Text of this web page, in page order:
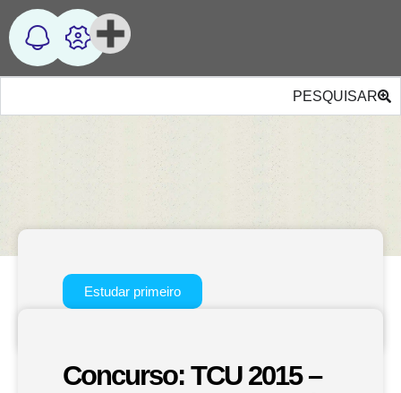
PESQUISAR
Estudar primeiro
Concurso: TCU 2015 –